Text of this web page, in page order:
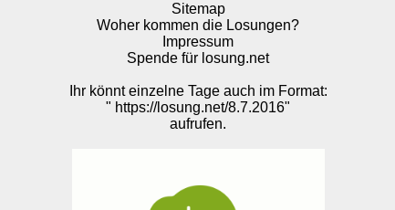
Sitemap
Woher kommen die Losungen?
Impressum
Spende für losung.net
Ihr könnt einzelne Tage auch im Format:
" https://losung.net/8.7.2016"
aufrufen.